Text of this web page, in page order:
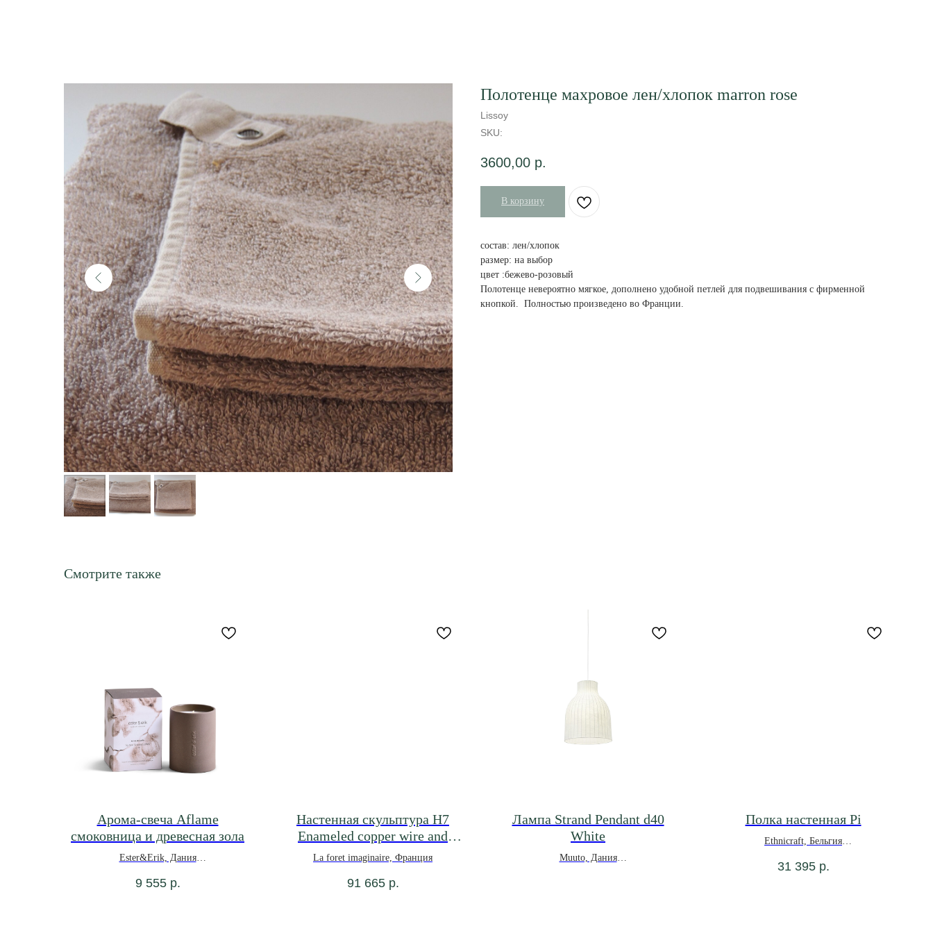
Полотенце махровое лен/хлопок marron rose
Lissoy
SKU:
3600,00 р.
В корзину
состав: лен/хлопок
размер: на выбор
цвет :бежево-розовый
Полотенце невероятно мягкое, дополнено удобной петлей для подвешивания с фирменной
кнопкой. Полностью произведено во Франции.
Смотрите также
Арома-свеча Aflame
смоковница и древесная зола
Ester&Erik, Дания
9 555 р.
Настенная скульптура H7
Enameled copper wire and
pink/white pebble
La foret imaginaire, Франция
91 665 р.
Лампа Strand Pendant d40
White
Muuto, Дания
Полка настенная Pi
Ethnicraft, Бельгия
31 395 р.